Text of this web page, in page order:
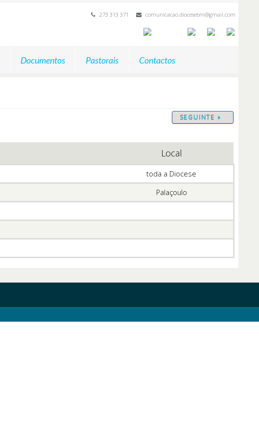
273 313 371 comunicacao.diocesebm@gmail.com
Documentos Pastorais Contactos
SEGUINTE »
Local
toda a Diocese
Palaçoulo